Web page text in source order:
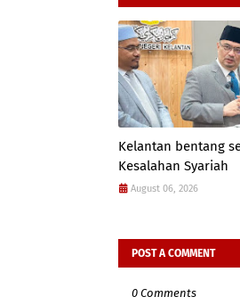
Kelantan bentang
Kesalahan Syariah
August 06, 2026
POST A COMMENT
0 Comments